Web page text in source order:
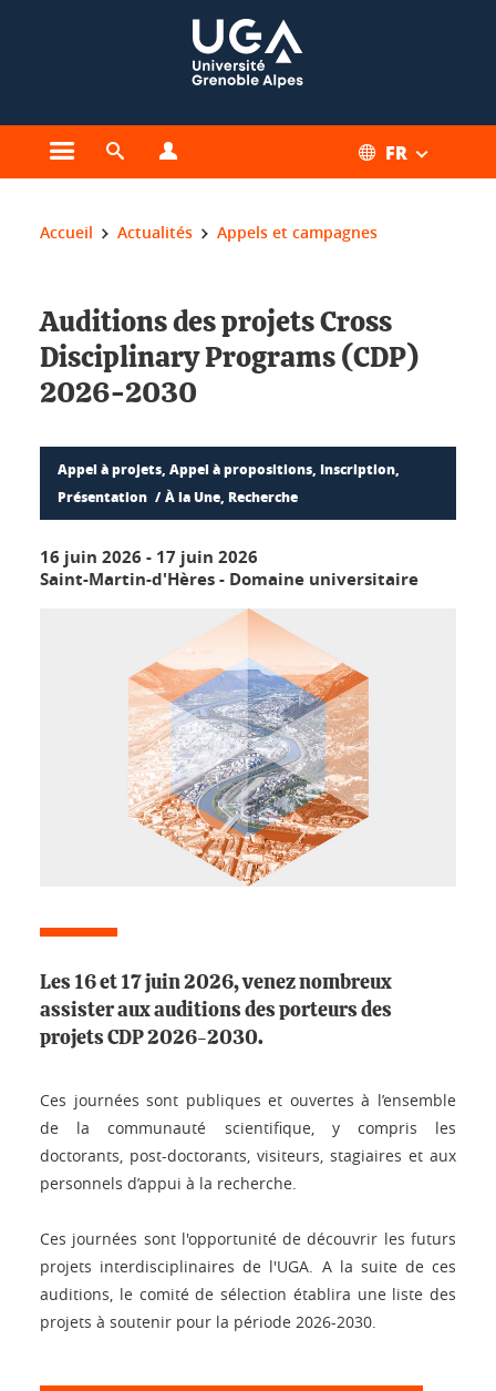
Ouvrir le menu principal
Ouvrir le moteur de recherche FR
Vous êtes ici :
Accueil Actualités Appels et campagnes
Auditions des projets Cross
Disciplinary Programs (CDP)
2026-2030
Appel à projets, Appel à propositions, Inscription,
Présentation
À la Une, Recherche
16 juin 2026 - 17 juin 2026
Saint-Martin-d'Hères - Domaine universitaire
Les 16 et 17 juin 2026, venez nombreux
assister aux auditions des porteurs des
projets CDP 2026-2030.
Ces journées sont publiques et ouvertes à l’ensemble
de la communauté scientifique, y compris les
doctorants, post-doctorants, visiteurs, stagiaires et aux
personnels d’appui à la recherche.
Ces journées sont l'opportunité de découvrir les futurs
projets interdisciplinaires de l'UGA. A la suite de ces
auditions, le comité de sélection établira une liste des
projets à soutenir pour la période 2026-2030.